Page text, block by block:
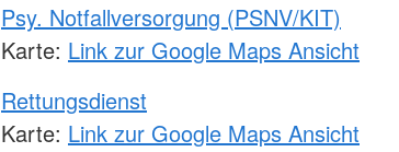
Psy. Notfallversorgung (PSNV/KIT)
Karte: Link zur Google Maps Ansicht
Rettungsdienst
Karte: Link zur Google Maps Ansicht